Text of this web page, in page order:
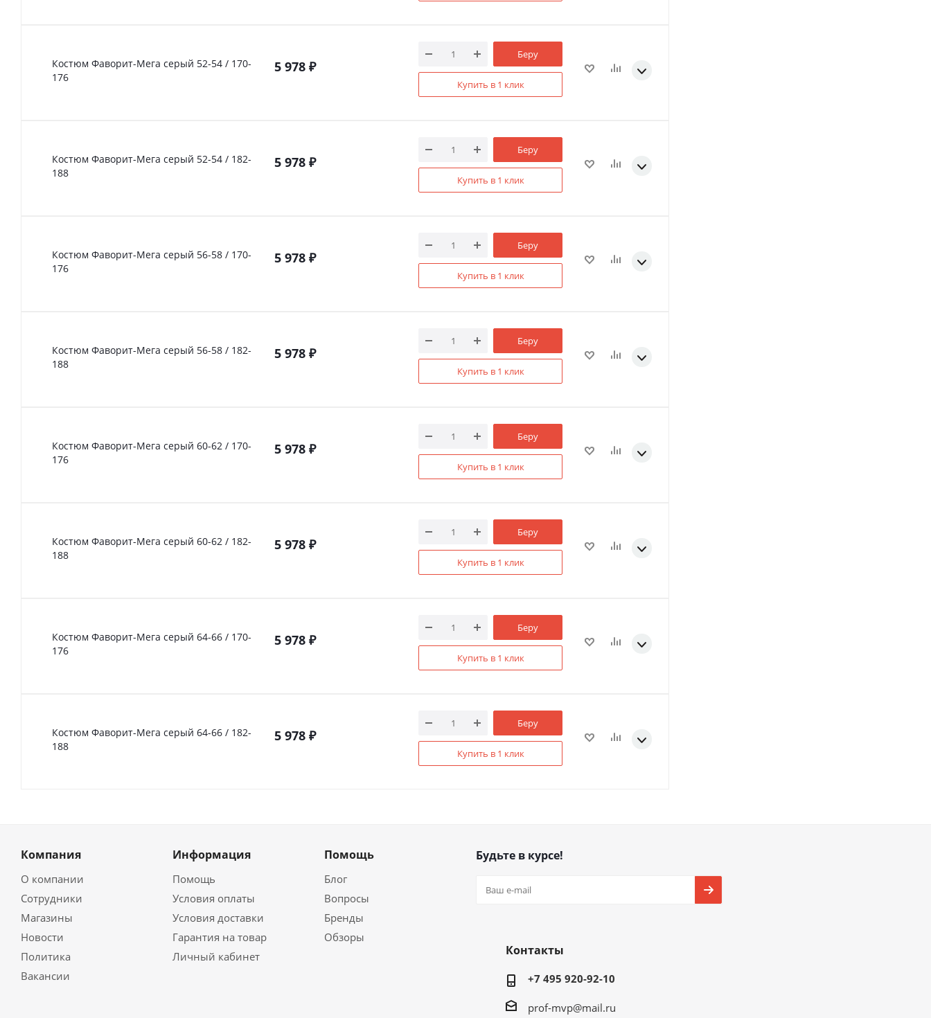
Костюм Фаворит-Мега серый 52-54 / 170-
176
5 978 ₽
Беру
Купить в 1 клик
Костюм Фаворит-Мега серый 52-54 / 182-
188
5 978 ₽
Беру
Купить в 1 клик
Костюм Фаворит-Мега серый 56-58 / 170-
176
5 978 ₽
Беру
Купить в 1 клик
Костюм Фаворит-Мега серый 56-58 / 182-
188
5 978 ₽
Беру
Купить в 1 клик
Костюм Фаворит-Мега серый 60-62 / 170-
176
5 978 ₽
Беру
Купить в 1 клик
Костюм Фаворит-Мега серый 60-62 / 182-
188
5 978 ₽
Беру
Купить в 1 клик
Костюм Фаворит-Мега серый 64-66 / 170-
176
5 978 ₽
Беру
Купить в 1 клик
Костюм Фаворит-Мега серый 64-66 / 182-
188
5 978 ₽
Беру
Купить в 1 клик
Компания
О компании
Сотрудники
Магазины
Новости
Политика
Вакансии
Информация
Помощь
Условия оплаты
Условия доставки
Гарантия на товар
Личный кабинет
Помощь
Блог
Вопросы
Бренды
Обзоры
Будьте в курсе!
Контакты
+7 495 920-92-10
prof-mvp@mail.ru